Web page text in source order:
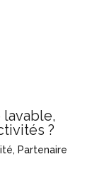
?
, Partenaire